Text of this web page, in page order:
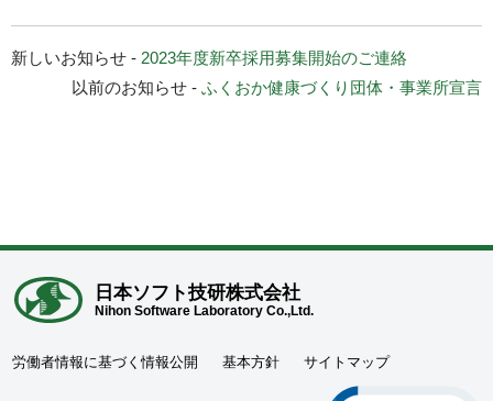
新しいお知らせ - 2023年度新卒採用募集開始のご連絡
以前のお知らせ - ふくおか健康づくり団体・事業所宣言
日本ソフト技研株式会社
Nihon Software Laboratory Co.,Ltd.
労働者情報に基づく情報公開 基本方針 サイトマップ